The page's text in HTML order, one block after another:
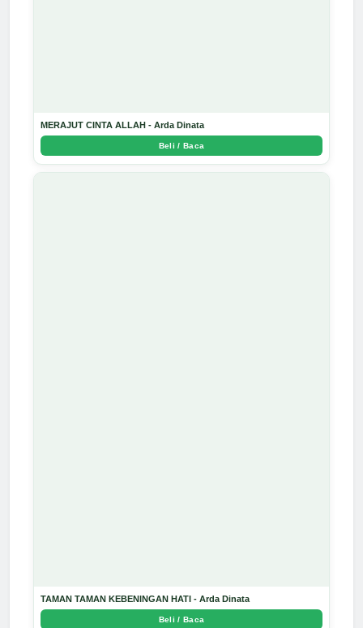
MERAJUT CINTA ALLAH - Arda Dinata
Beli / Baca
TAMAN TAMAN KEBENINGAN HATI - Arda Dinata
Beli / Baca